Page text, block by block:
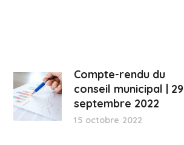
Compte-rendu du
conseil municipal | 29
septembre 2022
15 octobre 2022